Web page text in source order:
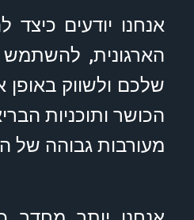
אנחנו יודעים
הארגונית, להשתמש
שלכם ולשווק
הכושר ותוכניות
מעורבות גבוהה של